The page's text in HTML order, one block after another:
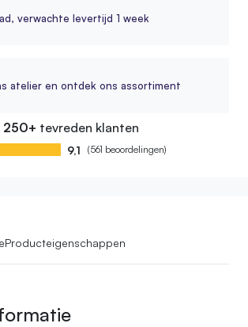
verwachte levertijd 1 week
atelier en ontdek ons assortiment
250+ tevreden klanten
9,1 (561 beoordelingen)
Producteigenschappen